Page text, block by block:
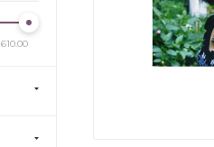
610.00